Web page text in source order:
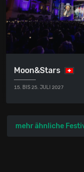
Moon&Stars
15. BIS 25. JULI 2027
mehr ähnliche